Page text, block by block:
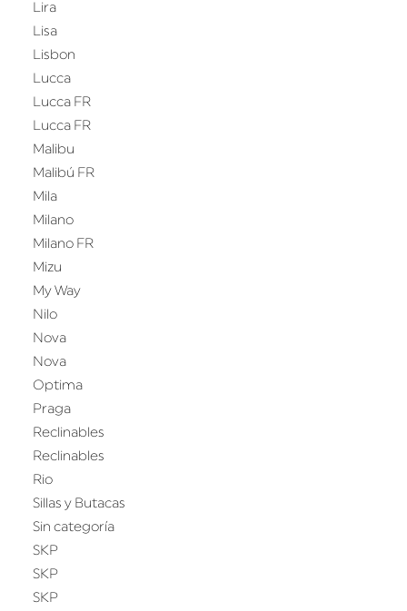
Lira
Lisa
Lisbon
Lucca
Lucca FR
Lucca FR
Malibu
Malibú FR
Mila
Milano
Milano FR
Mizu
My Way
Nilo
Nova
Nova
Optima
Praga
Reclinables
Reclinables
Rio
Sillas y Butacas
Sin categoría
SKP
SKP
SKP